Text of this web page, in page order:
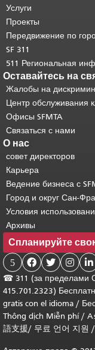
страницы повторяется
странице.
основного содержимого
Услуги
Проекты
Передвижение по
SF 311
511 Региональная
Оставайтесь на
Жалобы на
Центр обслуживания
Офисы SFMTA
Связаться с нами
О нас
совет директоров
Карьера
Ведение бизнеса с
Город и округ Сан-
Условия
Архивы
Спланируйте
5    
☎ 311 (за пределами
415.701.2323)
gratis con el idioma /
Thông dịch Miễn phí/
語支援/ 무료 언어 지원 /